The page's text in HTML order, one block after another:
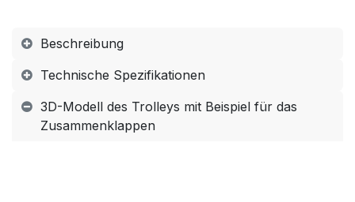
Beschreibung
Technische Spezifikationen
3D-Modell des Trolleys mit Beispiel für das
Zusammenklappen